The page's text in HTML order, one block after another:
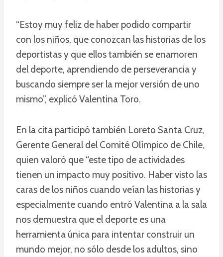
“Estoy muy feliz de haber podido compartir
con los niños, que conozcan las historias de los
deportistas y que ellos también se enamoren
del deporte, aprendiendo de perseverancia y
buscando siempre ser la mejor versión de uno
mismo”, explicó Valentina Toro.
En la cita participó también Loreto Santa Cruz,
Gerente General del Comité Olímpico de Chile,
quien valoró que “este tipo de actividades
tienen un impacto muy positivo. Haber visto las
caras de los niños cuando veían las historias y
especialmente cuando entró Valentina a la sala
nos demuestra que el deporte es una
herramienta única para intentar construir un
mundo mejor, no sólo desde los adultos, sino